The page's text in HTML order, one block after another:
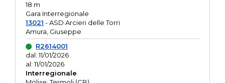
18 m
Gara Interregionale
13021 - ASD Arcieri delle Torri
Amura, Giuseppe
R2614001
dal: 11/01/2026
al: 11/01/2026
Interregionale